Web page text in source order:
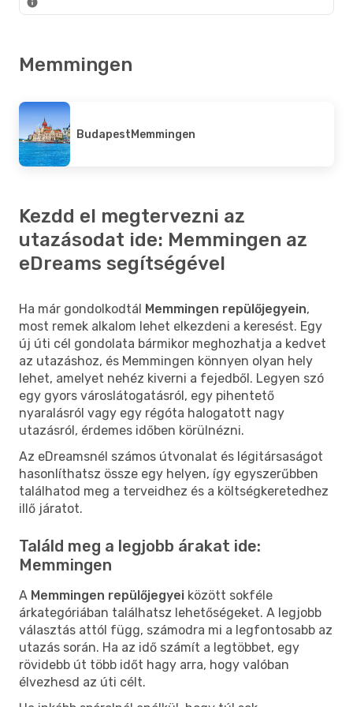
Memmingen
BudapestMemmingen
Kezdd el megtervezni az
utazásodat ide: Memmingen az
eDreams segítségével
Ha már gondolkodtál Memmingen repülőjegyein,
most remek alkalom lehet elkezdeni a keresést. Egy
új úti cél gondolata bármikor meghozhatja a kedvet
az utazáshoz, és Memmingen könnyen olyan hely
lehet, amelyet nehéz kiverni a fejedből. Legyen szó
egy gyors városlátogatásról, egy pihentető
nyaralásról vagy egy régóta halogatott nagy
utazásról, érdemes időben körülnézni.
Az eDreamsnél számos útvonalat és légitársaságot
hasonlíthatsz össze egy helyen, így egyszerűbben
találhatod meg a terveidhez és a költségkeretedhez
illő járatot.
Találd meg a legjobb árakat ide:
Memmingen
A Memmingen repülőjegyei között sokféle
árkategóriában találhatsz lehetőségeket. A legjobb
választás attól függ, számodra mi a legfontosabb az
utazás során. Ha az idő számít a legtöbbet, egy
rövidebb út több időt hagy arra, hogy valóban
élvezhesd az úti célt.